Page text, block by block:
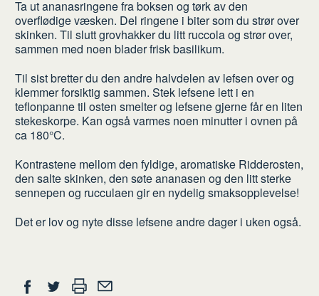
Ta ut ananasringene fra boksen og tørk av den
overflødige væsken. Del ringene i biter som du strør over
skinken. Til slutt grovhakker du litt ruccola og strør over,
sammen med noen blader frisk basilikum.
Til sist bretter du den andre halvdelen av lefsen over og
klemmer forsiktig sammen. Stek lefsene lett i en
teflonpanne til osten smelter og lefsene gjerne får en liten
stekeskorpe. Kan også varmes noen minutter i ovnen på
ca 180°C.
Kontrastene mellom den fyldige, aromatiske Ridderosten,
den salte skinken, den søte ananasen og den litt sterke
sennepen og rucculaen gir en nydelig smaksopplevelse!
Det er lov og nyte disse lefsene andre dager i uken også.
Del